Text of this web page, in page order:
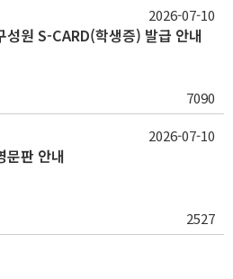
원 S-CARD(학생증) 발급 안내
7090
2026-07-10
문판 안내
2527
2026-07-10